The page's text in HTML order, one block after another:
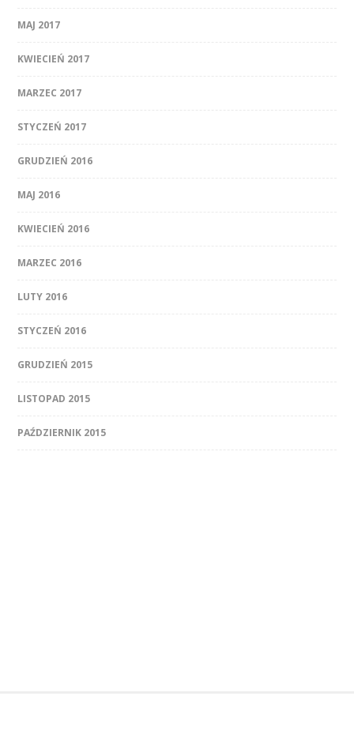
MAJ 2017
KWIECIEŃ 2017
MARZEC 2017
STYCZEŃ 2017
GRUDZIEŃ 2016
MAJ 2016
KWIECIEŃ 2016
MARZEC 2016
LUTY 2016
STYCZEŃ 2016
GRUDZIEŃ 2015
LISTOPAD 2015
PAŹDZIERNIK 2015